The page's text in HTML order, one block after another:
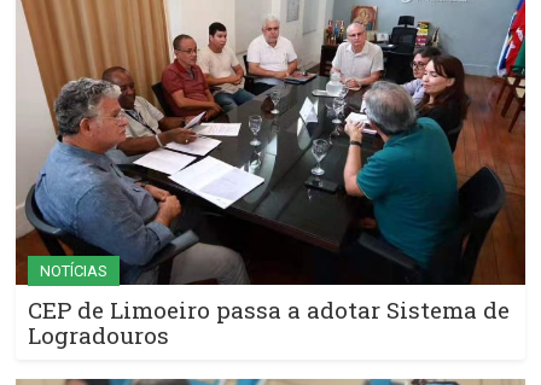
NOTÍCIAS
CEP de Limoeiro passa a adotar Sistema de
Logradouros